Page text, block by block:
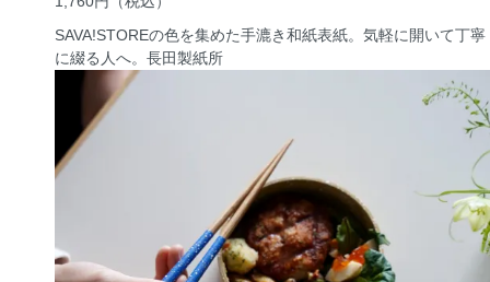
SAVA!STOREの色を集めた手漉き和紙表紙。気軽に開いて丁寧
に綴る人へ。 長田製紙所